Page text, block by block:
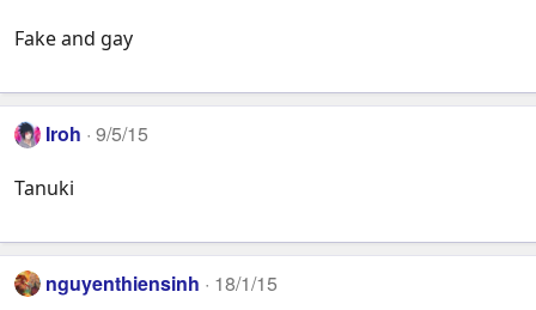
Fake and gay
Iroh 9/5/15
Tanuki
nguyenthiensinh 18/1/15